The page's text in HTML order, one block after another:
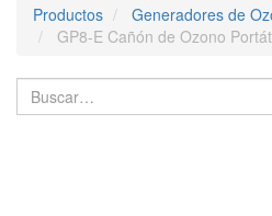
Productos
Generadores de
GP8-E Cañón de Ozono